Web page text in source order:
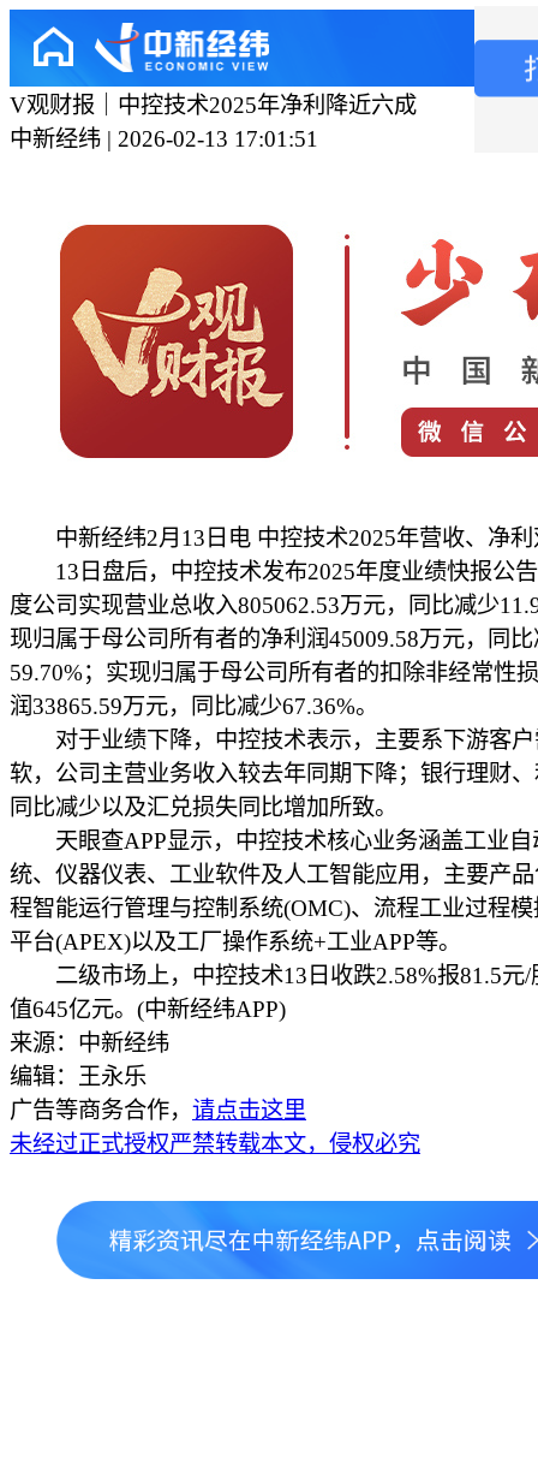
V观财报｜中控技术2025年净利降近六成
中新经纬 | 2026-02-13 17:01:51
中新经纬2月13日电 中控技术2025年营收、净利
13日盘后，中控技术发布2025年度业绩快报公告
度公司实现营业总收入805062.53万元，同比减少
现归属于母公司所有者的净利润45009.58万元，同
59.70%；实现归属于母公司所有者的扣除非经常性
润33865.59万元，同比减少67.36%。
对于业绩下降，中控技术表示，主要系下游客户
软，公司主营业务收入较去年同期下降；银行理财
同比减少以及汇兑损失同比增加所致。
天眼查APP显示，中控技术核心业务涵盖工业自
统、仪器仪表、工业软件及人工智能应用，主要产
程智能运行管理与控制系统(OMC)、流程工业过程
平台(APEX)以及工厂操作系统+工业APP等。
二级市场上，中控技术13日收跌2.58%报81.5元/
值645亿元。(中新经纬APP)
来源：中新经纬
编辑：王永乐
广告等商务合作， 请点击这里
未经过正式授权严禁转载本文，侵权必究